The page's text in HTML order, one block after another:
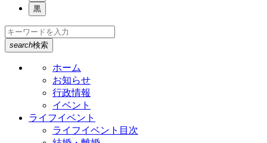
黒
search検索
ホーム
お知らせ
行政情報
イベント
ライフイベント
ライフイベント目次